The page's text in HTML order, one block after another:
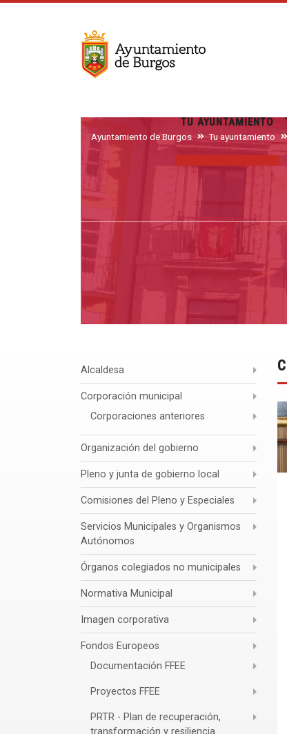
TU AYUNTAMIENTO
Ayuntamiento de Burgos Tu ayuntamiento
Alcaldesa
Corporación municipal
Corporaciones anteriores
Organización del gobierno
Pleno y junta de gobierno local
Comisiones del Pleno y Especiales
Servicios Municipales y Organismos
Autónomos
Órganos colegiados no municipales
Normativa Municipal
Imagen corporativa
Fondos Europeos
Documentación FFEE
Proyectos FFEE
PRTR - Plan de recuperación,
transformación y resiliencia